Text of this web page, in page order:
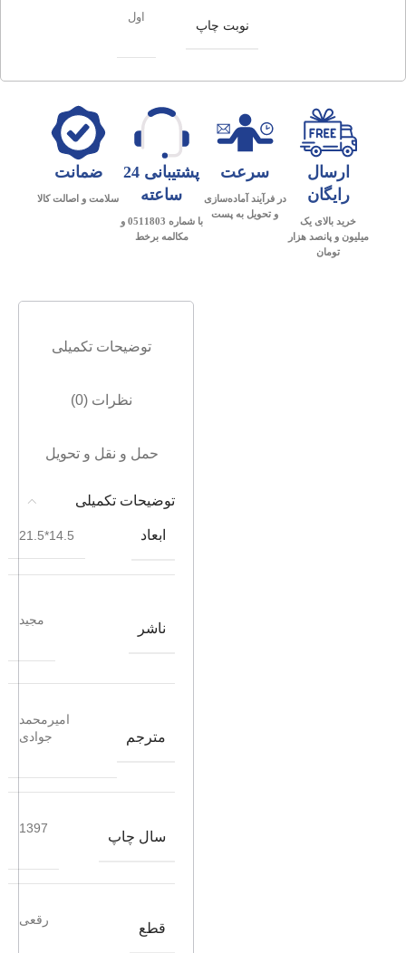
نوبت چاپ
اول
ارسال
رایگان
خرید بالای یک
میلیون و پانصد هزار
تومان
سرعت
در فرآیند آماده‌سازی
و تحویل به پست
پشتیبانی 24
ساعته
با شماره 0511803 و
مکالمه برخط
ضمانت
سلامت و اصالت کالا
توضیحات تکمیلی
نظرات (0)
حمل و نقل و تحویل
توضیحات تکمیلی
ابعاد 14.5*21.5
ناشر
مجید
مترجم
امیرمحمد
جوادی
سال چاپ
1397
قطع
رقعی